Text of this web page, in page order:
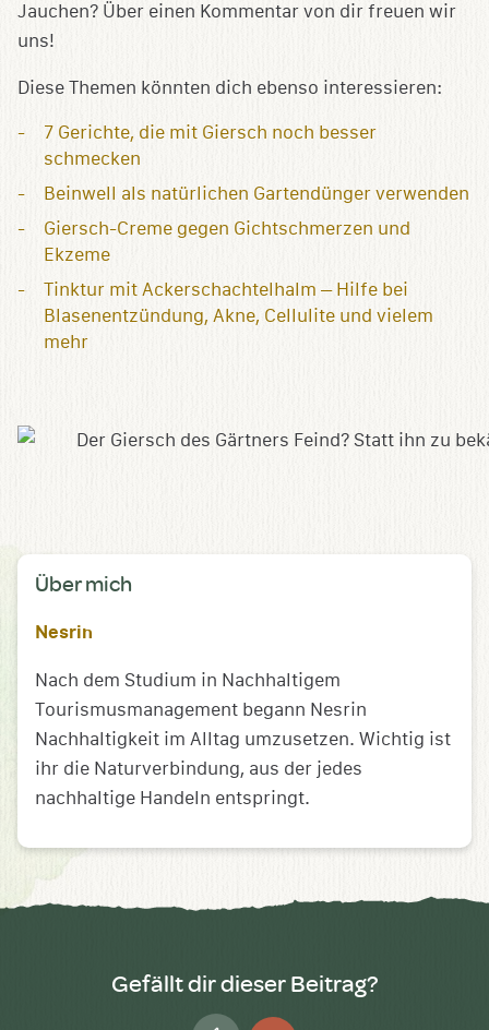
Jauchen? Über einen Kommentar von dir freuen wir
uns!
Diese Themen könnten dich ebenso interessieren:
7 Gerichte, die mit Giersch noch besser
schmecken
Beinwell als natürlichen Gartendünger verwenden
Giersch-Creme gegen Gichtschmerzen und
Ekzeme
Tinktur mit Ackerschachtelhalm – Hilfe bei
Blasenentzündung, Akne, Cellulite und vielem
mehr
Über mich
Nesrin
Nach dem Studium in Nachhaltigem
Tourismusmanagement begann Nesrin
Nachhaltigkeit im Alltag umzusetzen. Wichtig ist
ihr die Naturverbindung, aus der jedes
nachhaltige Handeln entspringt.
Gefällt dir dieser Beitrag?